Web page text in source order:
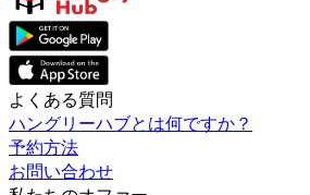
よくある質問
ハングリーハブとは何ですか？
予約方法
お問い合わせ